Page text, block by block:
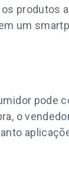
produtos
um
pode
o